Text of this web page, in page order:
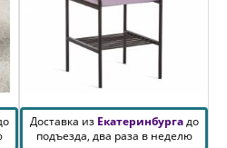
Доставка из Екатеринбургадо
подъезда, два раза в неделю